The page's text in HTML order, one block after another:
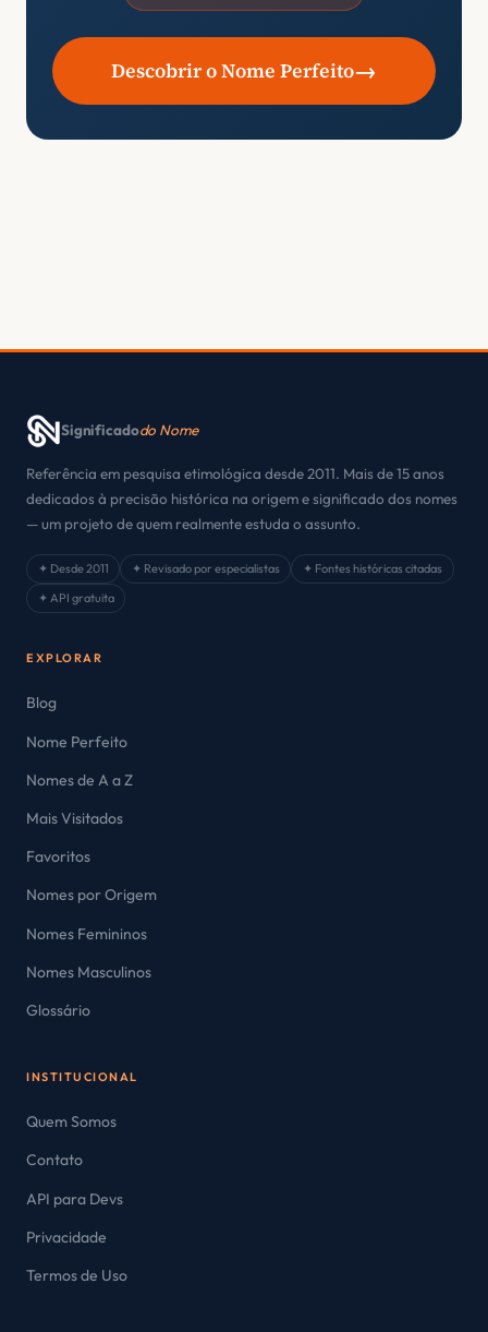
Descobrir o Nome Perfeito→
Significadodo Nome
Referência em pesquisa etimológica desde 2011. Mais de 15 anos
dedicados à precisão histórica na origem e significado dos nomes
— um projeto de quem realmente estuda o assunto.
✦ Desde 2011 ✦ Revisado por especialistas
✦ Fontes históricas citadas
✦ API gratuita
EXPLORAR
Blog
Nome Perfeito
Nomes de A a Z
Mais Visitados
Favoritos
Nomes por Origem
Nomes Femininos
Nomes Masculinos
Glossário
INSTITUCIONAL
Quem Somos
Contato
API para Devs
Privacidade
Termos de Uso